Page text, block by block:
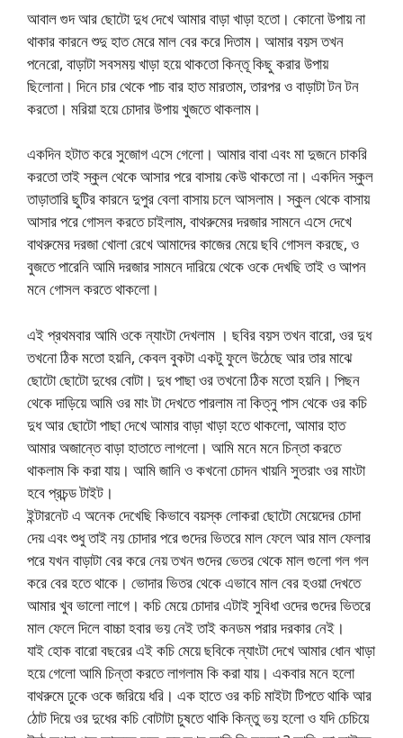
আবাল গুদ আর ছোটো দুধ দেখে আমার বাড়া খাড়া হতো। কোনো উপায় না
থাকার কারনে শুদু হাত মেরে মাল বের করে দিতাম। আমার বয়স তখন
পনেরো, বাড়াটা সবসময় খাড়া হয়ে থাকতো কিন্তূ কিছু করার উপায়
ছিলোনা। দিনে চার থেকে পাচ বার হাত মারতাম, তারপর ও বাড়াটা টন টন
করতো। মরিয়া হয়ে চোদার উপায় খুজতে থাকলাম।
একদিন হটাত করে সুজোগ এসে গেলো। আমার বাবা এবং মা দুজনে চাকরি
করতো তাই স্কুল থেকে আসার পরে বাসায় কেউ থাকতো না। একদিন স্কুল
তাড়াতারি ছুটির কারনে দুপুর বেলা বাসায় চলে আসলাম। স্কুল থেকে বাসায়
আসার পরে গোসল করতে চাইলাম, বাথরুমের দরজার সামনে এসে দেখে
বাথরুমের দরজা খোলা রেখে আমাদের কাজের মেয়ে ছবি গোসল করছে, ও
বুজতে পারেনি আমি দরজার সামনে দারিয়ে থেকে ওকে দেখছি তাই ও আপন
মনে গোসল করতে থাকলো।
এই প্রথমবার আমি ওকে ন্যাংটা দেখলাম । ছবির বয়স তখন বারো, ওর দুধ
তখনো ঠিক মতো হয়নি, কেবল বুকটা একটু ফুলে উঠেছে আর তার মাঝে
ছোটো ছোটো দুধের বোটা। দুধ পাছা ওর তখনো ঠিক মতো হয়নি। পিছন
থেকে দাড়িয়ে আমি ওর মাং টা দেখতে পারলাম না কিত্নু পাস থেকে ওর কচি
দুধ আর ছোটো পাছা দেখে আমার বাড়া খাড়া হতে থাকলো, আমার হাত
আমার অজান্তে বাড়া হাতাতে লাগলো। আমি মনে মনে চিন্তা করতে
থাকলাম কি করা যায়। আমি জানি ও কখনো চোদন খায়নি সুতরাং ওর মাংটা
হবে প্রচন্ড টাইট।
ইন্টারনেট এ অনেক দেখেছি কিভাবে বয়স্ক লোকরা ছোটো মেয়েদের চোদা
দেয় এবং শুধু তাই নয় চোদার পরে গুদের ভিতরে মাল ফেলে আর মাল ফেলার
পরে যখন বাড়াটা বের করে নেয় তখন গুদের ভেতর থেকে মাল গুলো গল গল
করে বের হতে থাকে। ভোদার ভিতর থেকে এভাবে মাল বের হওয়া দেখতে
আমার খুব ভালো লাগে। কচি মেয়ে চোদার এটাই সুবিধা ওদের গুদের ভিতরে
মাল ফেলে দিলে বাচ্চা হবার ভয় নেই তাই কনডম পরার দরকার নেই।
যাই হোক বারো বছরের এই কচি মেয়ে ছবিকে ন্যাংটা দেখে আমার ধোন খাড়া
হয়ে গেলো আমি চিন্তা করতে লাগলাম কি করা যায়। একবার মনে হলো
বাথরুমে ঢুকে ওকে জরিয়ে ধরি। এক হাতে ওর কচি মাইটা টিপতে থাকি আর
ঠোট দিয়ে ওর দুধের কচি বোটাটা চুষতে থাকি কিন্তু ভয় হলো ও যদি চেচিয়ে